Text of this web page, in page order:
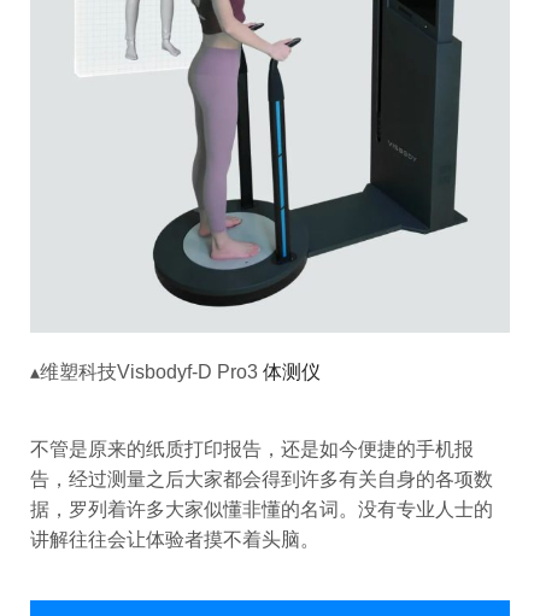
▴维塑科技Visbodyf-D Pro3 体测仪
不管是原来的纸质打印报告，还是如今便捷的手机报
告，经过测量之后大家都会得到许多有关自身的各项数
据，罗列着许多大家似懂非懂的名词。没有专业人士的
讲解往往会让体验者摸不着头脑。